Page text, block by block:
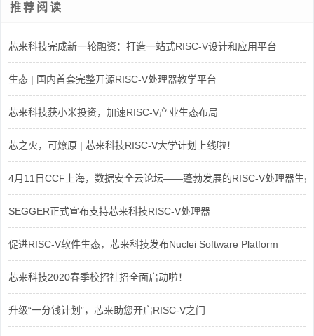
推荐阅读
芯来科技完成新一轮融资：打造一站式RISC-V设计和应用平台
生态 | 国内首套完整开源RISC-V处理器教学平台
芯来科技获小米投资，加速RISC-V产业生态布局
芯之火，可燎原 | 芯来科技RISC-V大学计划上线啦！
4月11日CCF上海，数据安全云论坛——蓬勃发展的RISC-V处理器生态
SEGGER正式宣布支持芯来科技RISC-V处理器
促进RISC-V软件生态，芯来科技发布Nuclei Software Platform
芯来科技2020春季校招社招全面启动啦！
升级“一分钱计划”，芯来助您开启RISC-V之门